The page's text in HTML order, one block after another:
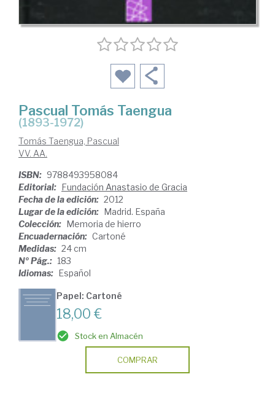
Pascual Tomás Taengua
(1893-1972)
Tomás Taengua, Pascual
VV. AA.
ISBN: 9788493958084
Editorial: Fundación Anastasio de Gracia
Fecha de la edición: 2012
Lugar de la edición: Madrid. España
Colección: Memoria de hierro
Encuadernación: Cartoné
Medidas: 24 cm
Nº Pág.: 183
Idiomas: Español
Papel: Cartoné
18,00 €
Stock en Almacén
COMPRAR